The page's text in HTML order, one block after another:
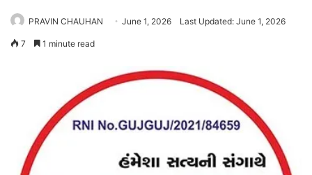
PRAVIN CHAUHAN June 1, 2026 Last Updated: June 1, 2026
7 1 minute read